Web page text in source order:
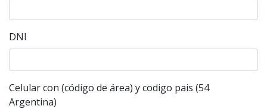
DNI
Celular con (código de área) y codigo pais (54
Argentina)